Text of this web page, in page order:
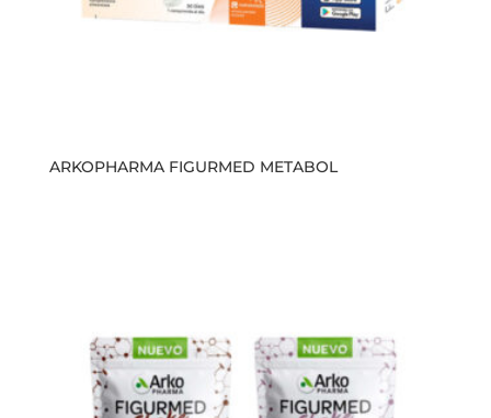
ARKOPHARMA FIGURMED METABOL